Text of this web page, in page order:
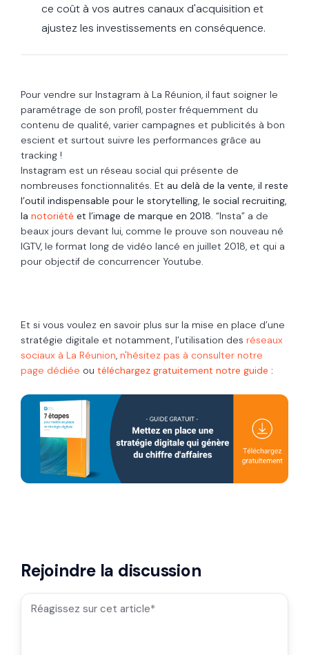
ce coût à vos autres canaux d'acquisition et
ajustez les investissements en conséquence.
Pour vendre sur Instagram à La Réunion, il faut soigner le
paramétrage de son profil, poster fréquemment du
contenu de qualité, varier campagnes et publicités à bon
escient et surtout suivre les performances grâce au
tracking !
Instagram est un réseau social qui présente de
nombreuses fonctionnalités. Et au delà de la vente, il reste
l’outil indispensable pour le storytelling, le social recruiting,
la notoriété et l’image de marque en 2018. “Insta” a de
beaux jours devant lui, comme le prouve son nouveau né
IGTV, le format long de vidéo lancé en juillet 2018, et qui a
pour objectif de concurrencer Youtube.
Et si vous voulez en savoir plus sur la mise en place d’une
stratégie digitale et notamment, l’utilisation des réseaux
sociaux à La Réunion, n'hésitez pas à consulter notre
page dédiée ou téléchargez gratuitement notre guide :
Rejoindre la discussion